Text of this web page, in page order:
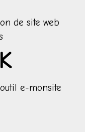
de site web
K
e-monsite